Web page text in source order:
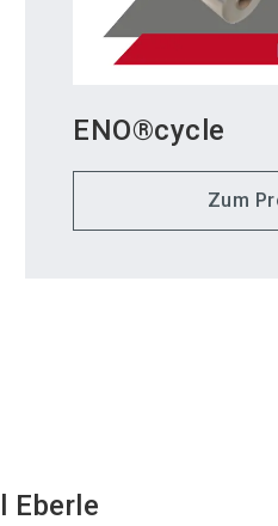
ENO®cycle
Zum
Eberle